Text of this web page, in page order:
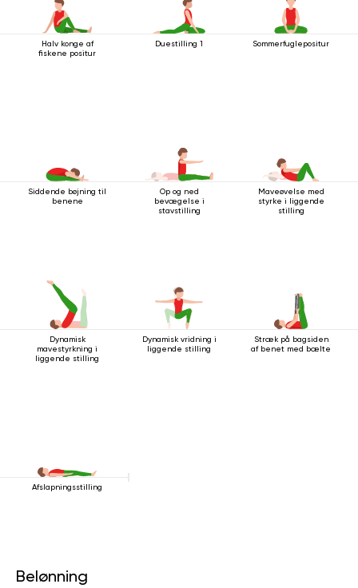
Halv konge af
fiskene positur
Duestilling 1 Sommerfuglepositur
Siddende bøjning til
benene
Op og ned
bevægelse i
stavstilling
Maveøvelse med
styrke i liggende
stilling
Dynamisk
mavestyrkning i
liggende stilling
Dynamisk vridning i
liggende stilling
Stræk på bagsiden
af ​​benet med bælte
Afslapningsstilling
Belønning